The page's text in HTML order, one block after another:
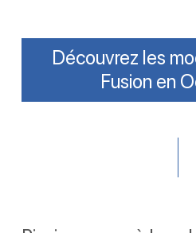
Découvrez les
Fusion en